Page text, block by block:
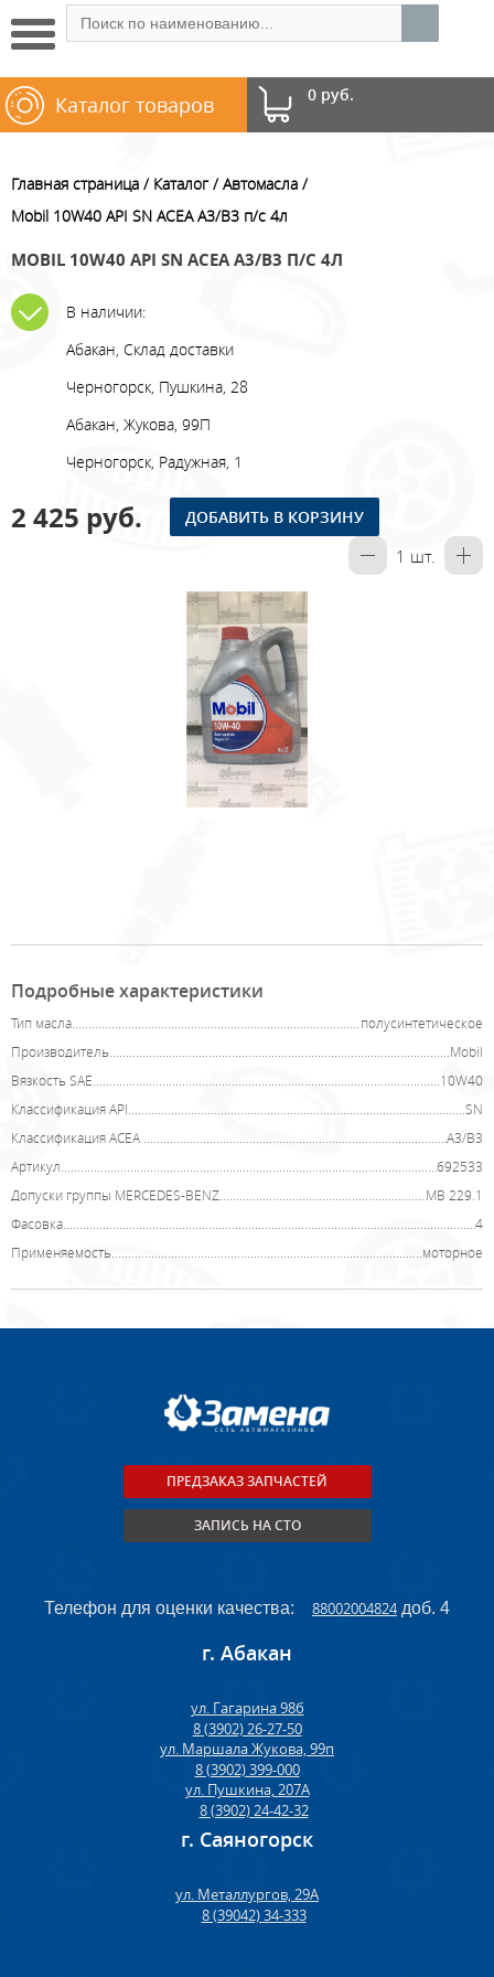
0 руб.
Каталог товаров
Главная страница Каталог
Автомасла
Mobil 10W40 API SN ACEA А3/В3 п/с 4л
MOBIL 10W40 API SN ACEA А3/В3 П/С 4Л
В наличии:
Абакан, Склад доставки
Черногорск, Пушкина, 28
Абакан, Жукова, 99П
Черногорск, Радужная, 1
2 425 руб. ДОБАВИТЬ В КОРЗИНУ
1 шт.
Подробные характеристики
Тип масла
полусинтетическое
Производитель
Mobil
Вязкость SAE
10W40
Классификация API
SN
Классификация ACEA
А3/В3
Артикул
692533
Допуски группы MERCEDES-BENZ
MB 229.1
Фасовка
4
Применяемость
моторное
ПРЕДЗАКАЗ ЗАПЧАСТЕЙ
ЗАПИСЬ НА СТО
Телефон для оценки качества: 88002004824доб. 4
г. Абакан
ул. Гагарина 98б
8 (3902) 26-27-50
ул. Маршала Жукова, 99п
8 (3902) 399-000
ул. Пушкина, 207А
8 (3902) 24-42-32
г. Саяногорск
ул. Металлургов, 29А
8 (39042) 34-333